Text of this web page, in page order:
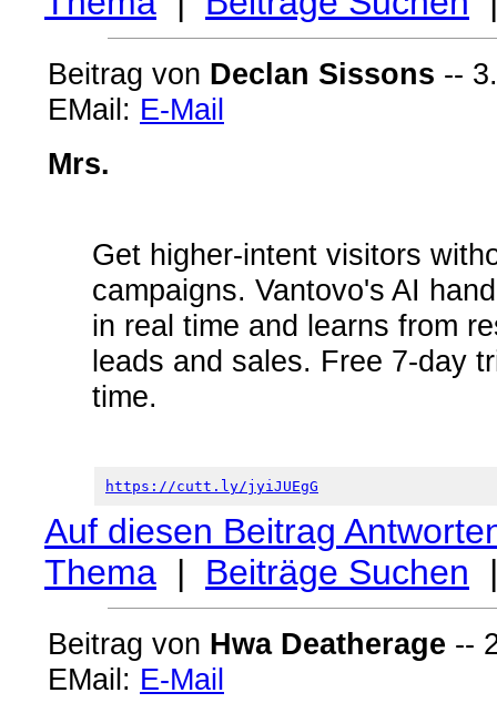
Beitrag von Declan Sissons --
EMail: E-Mail
Mrs.
Get higher-intent visitors
campaigns. Vantovo's AI
in real time and learns from
leads and sales. Free 7-day
time.
https://cutt.ly/jyiJUEgG
Auf diesen Beitrag
Thema | Beiträge Suchen
Beitrag von Hwa Deatherage --
EMail: E-Mail